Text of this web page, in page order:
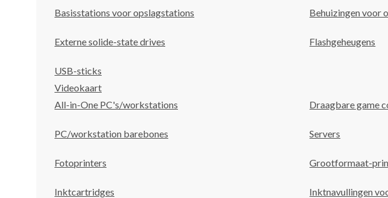
Basisstations voor opslagstations Behuizingen voor
Externe solide-state drives Flashgeheugens
USB-sticks
Videokaart
All-in-One PC's/workstations
Draagbare game
PC/workstation barebones Servers
Fotoprinters Grootformaat-
Inktcartridges Inktnavullingen